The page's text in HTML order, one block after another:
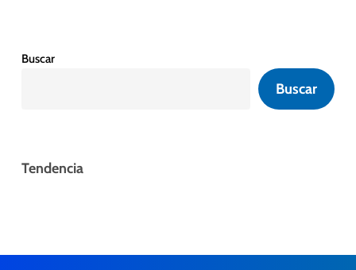
Buscar
Buscar
Tendencia